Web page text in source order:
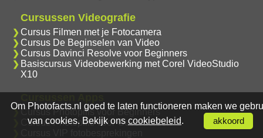
Cursussen Videografie
Cursus Filmen met je Fotocamera
Cursus De Beginselen van Video
Cursus Davinci Resolve voor Beginners
Basiscursus Videobewerking met Corel VideoStudio
X10
Cursus Photopills voor Beginners
Cursus Photopills voor Gevorderden
Om Photofacts.nl goed te laten functioneren maken we
van cookies. Bekijk ons cookiebeleid. akkoord